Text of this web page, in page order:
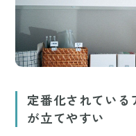
定番化されている
が立てやすい